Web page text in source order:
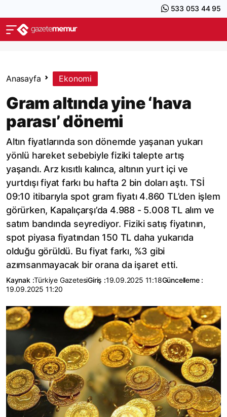
533 053 44 95
Anasayfa Ekonomi
Gram altında yine ‘hava
parası’ dönemi
Altın fiyatlarında son dönemde yaşanan yukarı
yönlü hareket sebebiyle fiziki talepte artış
yaşandı. Arz kısıtlı kalınca, altının yurt içi ve
yurtdışı fiyat farkı bu hafta 2 bin doları aştı. TSİ
09:10 itibarıyla spot gram fiyatı 4.860 TL’den işlem
görürken, Kapalıçarşı’da 4.988 - 5.008 TL alım ve
satım bandında seyrediyor. Fiziki satış fiyatının,
spot piyasa fiyatından 150 TL daha yukarıda
olduğu görüldü. Bu fiyat farkı, %3 gibi
azımsanmayacak bir orana da işaret etti.
Kaynak :Türkiye GazetesiGiriş :19.09.2025 11:18Güncelleme :
19.09.2025 11:20